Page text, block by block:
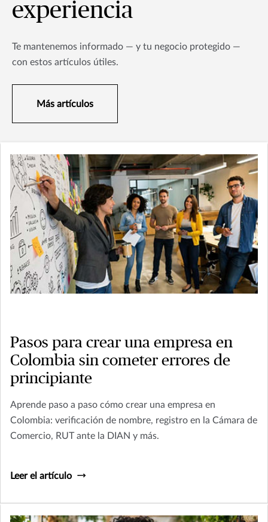
experiencia
Te mantenemos informado — y tu negocio protegido —
con estos artículos útiles.
Más artículos
Pasos para crear una empresa en
Colombia sin cometer errores de
principiante
Aprende paso a paso cómo crear una empresa en
Colombia: verificación de nombre, registro en la Cámara de
Comercio, RUT ante la DIAN y más.
Leer el artículo